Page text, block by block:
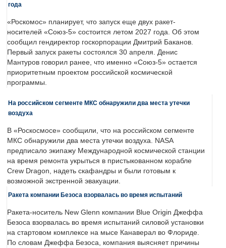
года
«Роскомос» планирует, что запуск еще двух ракет-
носителей «Союз-5» состоится летом 2027 года. Об этом
сообщил гендиректор госкорпорации Дмитрий Баканов.
Первый запуск ракеты состоялся 30 апреля. Денис
Мантуров говорил ранее, что именно «Союз-5» остается
приоритетным проектом российской космической
программы.
На российском сегменте МКС обнаружили два места утечки
воздуха
В «Роскосмосе» сообщили, что на российском сегменте
МКС обнаружили два места утечки воздуха. NASA
предписало экипажу Международной космической станции
на время ремонта укрыться в пристыкованном корабле
Crew Dragon, надеть скафандры и были готовым к
возможной экстренной эвакуации.
Ракета компании Безоса взорвалась во время испытаний
Ракета-носитель New Glenn компании Blue Origin Джеффа
Безоса взорвалась во время испытаний силовой установки
на стартовом комплексе на мысе Канаверал во Флориде.
По словам Джеффа Безоса, компания выясняет причины